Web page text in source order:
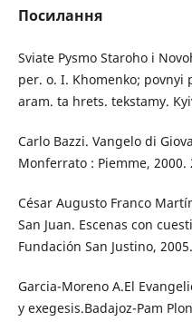
Посилання
Sviate Pysmo Staroho i
per. o. I. Khomenko; povnyi
aram. ta hrets. tekstamy.
Carlo Bazzi. Vangelo di
Monferrato : Piemme, 2000.
César Augusto Franco
San Juan. Escenas con
Fundación San Justino,
Garcia-Moreno A.El
y exegesis.Badajoz-Pam